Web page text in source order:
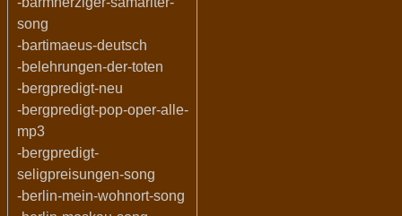
song
-bartimaeus-deutsch
-belehrungen-der-toten
-bergpredigt-neu
-bergpredigt-pop-oper-alle-
mp3
-bergpredigt-
seligpreisungen-song
-berlin-mein-wohnort-song